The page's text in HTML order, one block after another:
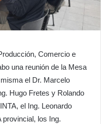
Comercio e
una reunión de la Mesa
el Dr. Marcelo
Hugo Fretes y Rolando
el Ing. Leonardo
provincial, los Ing.